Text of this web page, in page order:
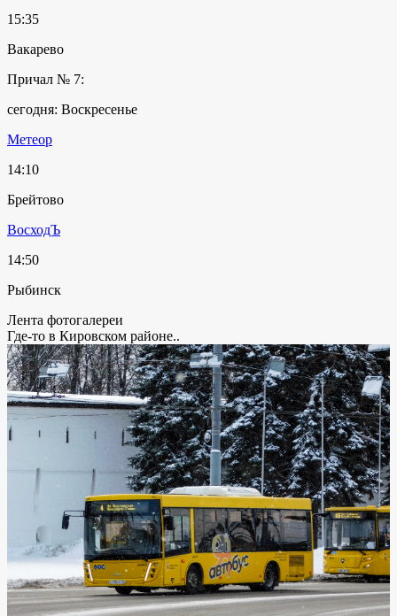
15:35
Вакарево
Причал № 7:
сегодня: Воскресенье
Метеор
14:10
Брейтово
ВосходЪ
14:50
Рыбинск
Лента фотогалереи
Где-то в Кировском районе..